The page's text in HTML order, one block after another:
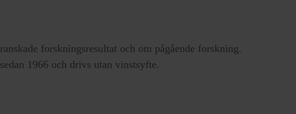
forskningsresultat och om pågående forskning.
1966 och drivs utan vinstsyfte.